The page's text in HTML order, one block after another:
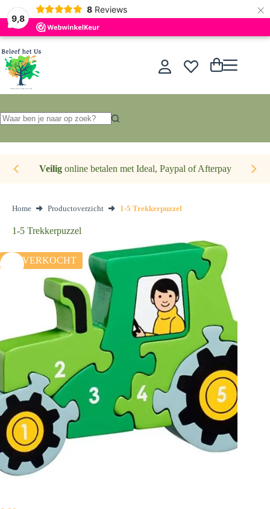
9,8
8 Reviews ×
Ga
naar
de
inhoud
Winkelwagen
resultaten
Veiligonline betalen met Ideal, Paypal of Afterpay
Home Productoverzicht 1-5 Trekkerpuzzel
1-5 Trekkerpuzzel
UITVERKOCHT